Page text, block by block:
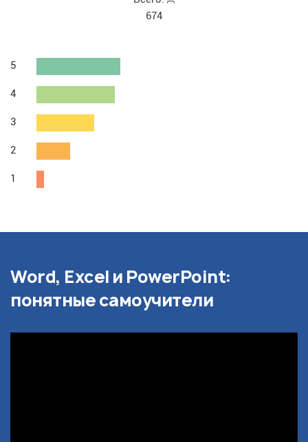
674
5
4
3
2
1
Word, Excel и PowerPoint:
понятные самоучители